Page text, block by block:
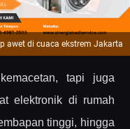
awet di cuaca ekstrem Jakarta
tapi juga
elektronik di rumah
tinggi, hingga